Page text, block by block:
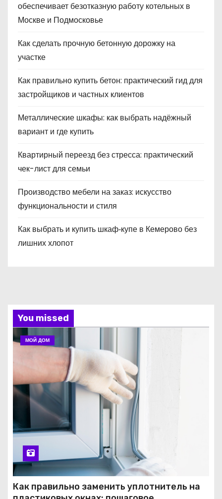
обеспечивает безотказную работу котельных в
Москве и Подмосковье
Как сделать прочную бетонную дорожку на
участке
Как правильно купить бетон: практический гид для
застройщиков и частных клиентов
Металлические шкафы: как выбрать надёжный
вариант и где купить
Квартирный переезд без стресса: практический
чек-лист для семьи
Производство мебели на заказ: искусство
функциональности и стиля
Как выбрать и купить шкаф‑купе в Кемерово без
лишних хлопот
You missed
МОЙ ДОМ
Как правильно заменить уплотнитель на